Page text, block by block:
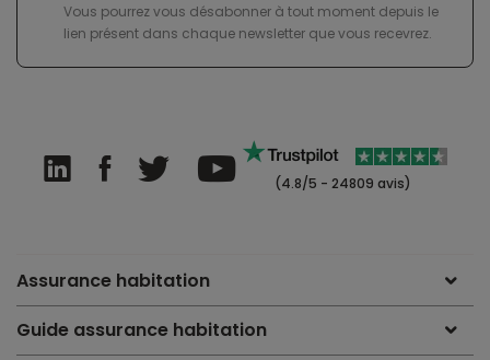
Vous pourrez vous désabonner à tout moment depuis le
lien présent dans chaque newsletter que vous recevrez.
(4.8/5 - 24809 avis)
Assurance habitation
Guide assurance habitation